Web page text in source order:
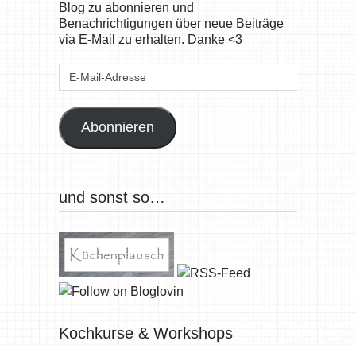
Blog zu abonnieren und
Benachrichtigungen über neue Beiträge
via E-Mail zu erhalten. Danke <3
E-
Abonnieren
und sonst so…
Kochkurse & Workshops